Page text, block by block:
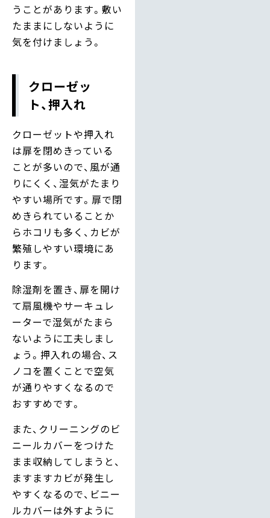
うことがあります。敷い
たままにしないように
気を付けましょう。
クローゼッ
ト、押入れ
クローゼットや押入れ
は扉を閉めきっている
ことが多いので、風が通
りにくく、湿気がたまり
やすい場所です。扉で閉
めきられていることか
らホコリも多く、カビが
繁殖しやすい環境にあ
ります。
除湿剤を置き、扉を開け
て扇風機やサーキュレ
ーターで湿気がたまら
ないように工夫しまし
ょう。押入れの場合、ス
ノコを置くことで空気
が通りやすくなるので
おすすめです。
また、クリーニングのビ
ニールカバーをつけた
まま収納してしまうと、
ますますカビが発生し
やすくなるので、ビニー
ルカバーは外すように